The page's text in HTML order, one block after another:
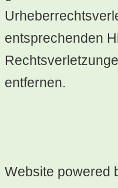
entsprechenden
entfernen.
Website powered